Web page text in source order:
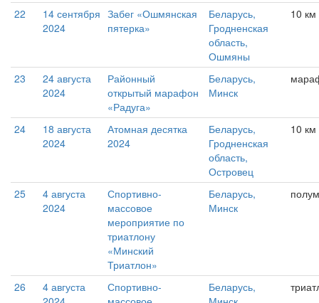
22
14 сентября
2024
Забег «Ошмянская
пятерка»
Беларусь,
Гродненская
область,
Ошмяны
10
23
24 августа
2024
Районный
открытый марафон
«Радуга»
Беларусь,
Минск
24
18 августа
2024
Атомная десятка
2024
Беларусь,
Гродненская
область,
Островец
10 км
25
4 августа
2024
Спортивно-
массовое
мероприятие по
триатлону
«Минский
Триатлон»
Беларусь,
Минск
26
4 августа
Спортивно-
Беларусь,